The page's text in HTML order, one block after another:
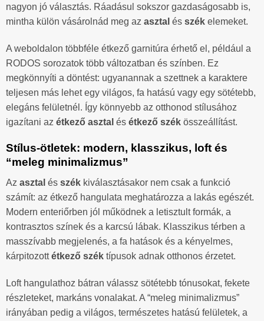
nagyon jó választás. Ráadásul sokszor gazdaságosabb is,
mintha külön vásárolnád meg az asztal és szék elemeket.
A weboldalon többféle étkező garnitúra érhető el, például a
RODOS sorozatok több változatban és színben. Ez
megkönnyíti a döntést: ugyanannak a szettnek a karaktere
teljesen más lehet egy világos, fa hatású vagy egy sötétebb,
elegáns felületnél. Így könnyebb az otthonod stílusához
igazítani az étkező asztal és étkező szék összeállítást.
Stílus-ötletek: modern, klasszikus, loft és
“meleg minimalizmus”
Az asztal és szék kiválasztásakor nem csak a funkció
számít: az étkező hangulata meghatározza a lakás egészét.
Modern enteriőrben jól működnek a letisztult formák, a
kontrasztos színek és a karcsú lábak. Klasszikus térben a
masszívabb megjelenés, a fa hatások és a kényelmes,
kárpitozottétkező szék típusok adnak otthonos érzetet.
Loft hangulathoz bátran válassz sötétebb tónusokat, fekete
részleteket, markáns vonalakat. A “meleg minimalizmus”
irányában pedig a világos, természetes hatású felületek, a